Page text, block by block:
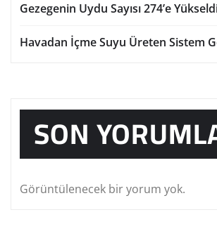
Gezegenin Uydu Sayısı 274’e
Havadan İçme Suyu Üreten Sistem
SON
Görüntülenecek bir yorum yok.